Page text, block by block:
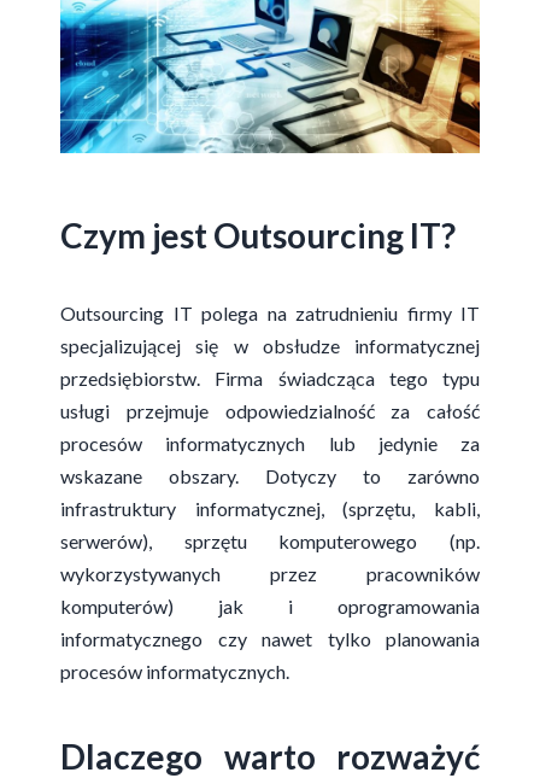
Czym jest Outsourcing IT?
Outsourcing IT polega na zatrudnieniu firmy IT
specjalizującej się w obsłudze informatycznej
przedsiębiorstw. Firma świadcząca tego typu
usługi przejmuje odpowiedzialność za całość
procesów informatycznych lub jedynie za
wskazane obszary. Dotyczy to zarówno
infrastruktury informatycznej, (sprzętu, kabli,
serwerów), sprzętu komputerowego (np.
wykorzystywanych przez pracowników
komputerów) jak i oprogramowania
informatycznego czy nawet tylko planowania
procesów informatycznych.
Dlaczego warto rozważyć